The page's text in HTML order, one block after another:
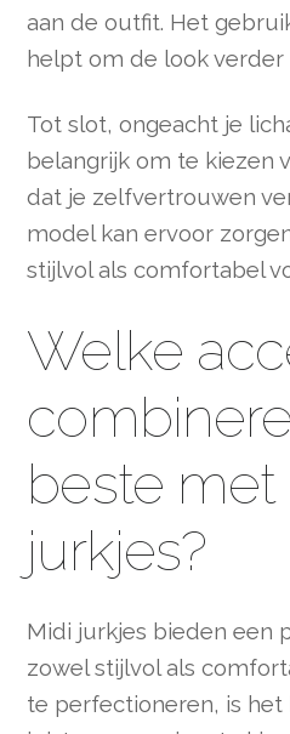
aan de outfit. Het
helpt om de look verder
Tot slot, ongeacht je
belangrijk om te kiezen
dat je zelfvertrouwen
model kan ervoor
stijlvol als comfortabel
Welke
beste met
jurkjes?
Midi jurkjes bieden een
zowel stijlvol als
te perfectioneren, is